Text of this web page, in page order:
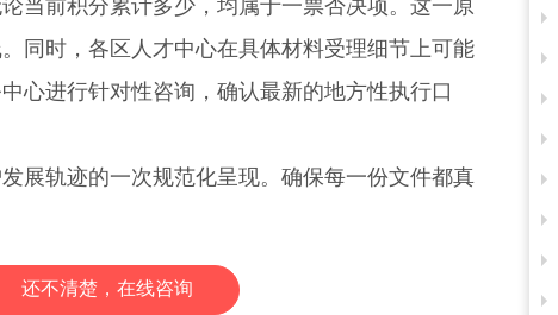
前积分累计多少，均属于一票否决项。这一原
同时，各区人才中心在具体材料受理细节上可能
心进行针对性咨询，确认最新的地方性执行口
展轨迹的一次规范化呈现。确保每一份文件都真
还不清楚，在线咨询